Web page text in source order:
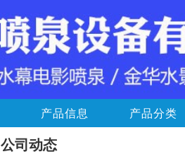
产品信息 产品分类
公司动态